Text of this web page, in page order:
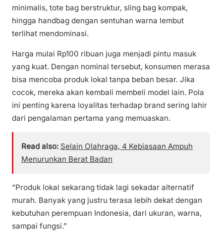
minimalis, tote bag berstruktur, sling bag kompak,
hingga handbag dengan sentuhan warna lembut
terlihat mendominasi.
Harga mulai Rp100 ribuan juga menjadi pintu masuk
yang kuat. Dengan nominal tersebut, konsumen merasa
bisa mencoba produk lokal tanpa beban besar. Jika
cocok, mereka akan kembali membeli model lain. Pola
ini penting karena loyalitas terhadap brand sering lahir
dari pengalaman pertama yang memuaskan.
Read also: Selain Olahraga, 4 Kebiasaan Ampuh
Menurunkan Berat Badan
“Produk lokal sekarang tidak lagi sekadar alternatif
murah. Banyak yang justru terasa lebih dekat dengan
kebutuhan perempuan Indonesia, dari ukuran, warna,
sampai fungsi.”